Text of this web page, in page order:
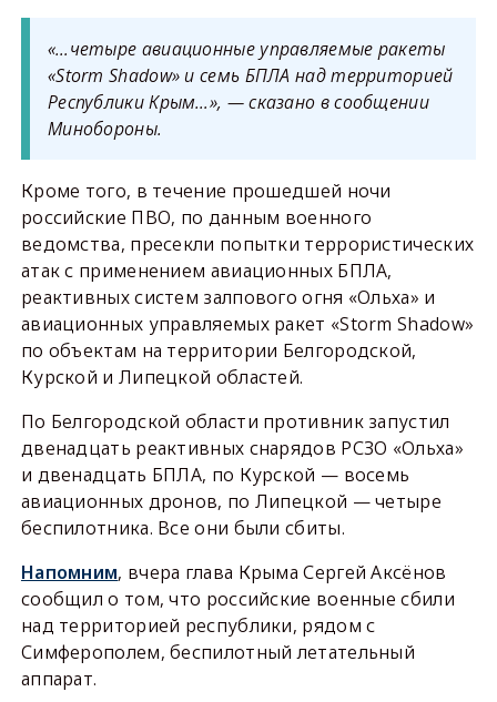
«…четыре авиационные управляемые ракеты
«Storm Shadow» и семь БПЛА над территорией
Республики Крым…», — сказано в сообщении
Минобороны.
Кроме того, в течение прошедшей ночи
российские ПВО, по данным военного
ведомства, пресекли попытки террористических
атак с применением авиационных БПЛА,
реактивных систем залпового огня «Ольха» и
авиационных управляемых ракет «Storm Shadow»
по объектам на территории Белгородской,
Курской и Липецкой областей.
По Белгородской области противник запустил
двенадцать реактивных снарядов РСЗО «Ольха»
и двенадцать БПЛА, по Курской — восемь
авиационных дронов, по Липецкой — четыре
беспилотника. Все они были сбиты.
Напомним, вчера глава Крыма Сергей Аксёнов
сообщил о том, что российские военные сбили
над территорией республики, рядом с
Симферополем, беспилотный летательный
аппарат.